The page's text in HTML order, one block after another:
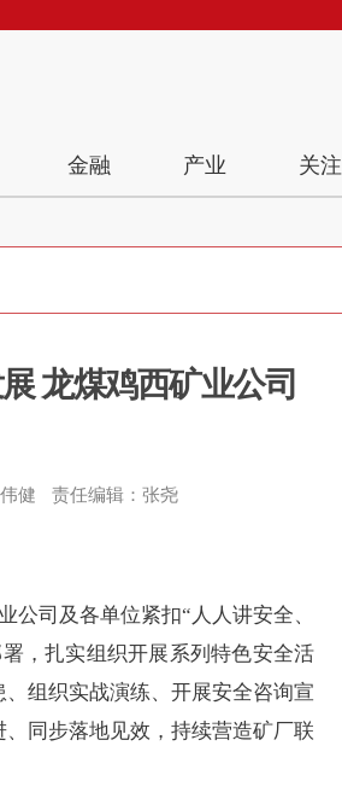
金融 产业 关注
龙煤鸡西矿业公司
健 责任编辑：张尧
公司及各单位紧扣“人人讲安全、
，扎实组织开展系列特色安全活
组织实战演练、开展安全咨询宣
同步落地见效，持续营造矿厂联